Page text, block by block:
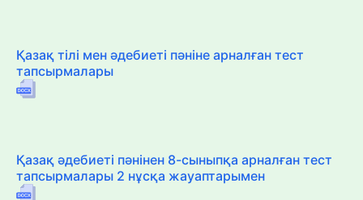
Қазақ тілі мен әдебиеті пәніне арналған тест
тапсырмалары
Қазақ әдебиеті пәнінен 8-сыныпқа арналған тест
тапсырмалары 2 нұсқа жауаптарымен